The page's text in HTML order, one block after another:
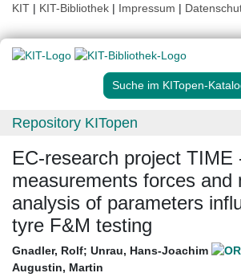
KIT | KIT-Bibliothek | Impressum |
Suche im KITopen-
Repository KITopen
EC-research project TIME
measurements forces and
analysis of parameters
tyre F&M testing
Gnadler, Rolf; Unrau, Hans-Joachim
Augustin, Martin